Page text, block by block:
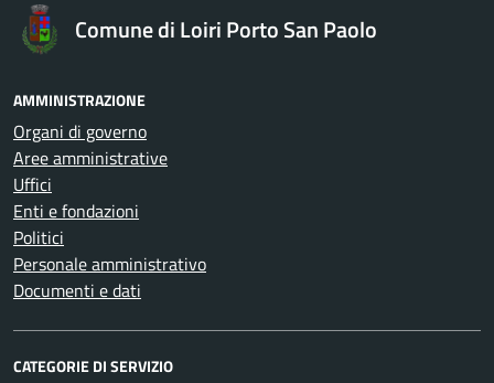
Comune di Loiri Porto San Paolo
AMMINISTRAZIONE
Organi di governo
Aree amministrative
Uffici
Enti e fondazioni
Politici
Personale amministrativo
Documenti e dati
CATEGORIE DI SERVIZIO